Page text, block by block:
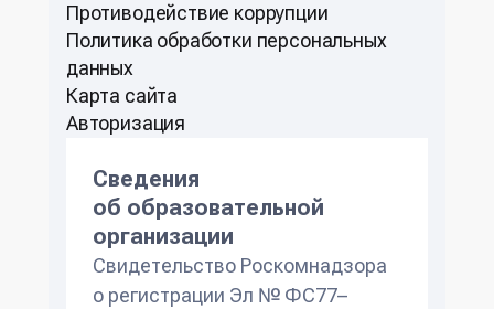
Противодействие коррупции
Политикa обработки персональных
данных
Карта сайта
Авторизация
Сведения
об образовательной
организации
Свидетельство Роскомнадзора
о регистрации Эл № ФС77–